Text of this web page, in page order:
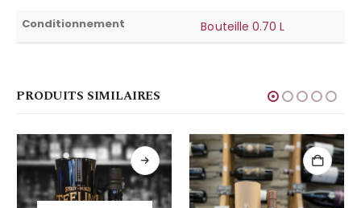
Conditionnement Bouteille 0.70 L
PRODUITS SIMILAIRES